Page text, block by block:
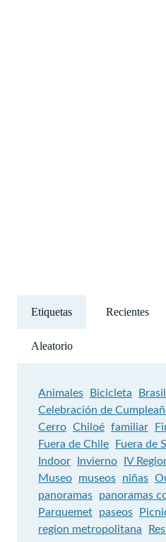
Etiquetas Recientes
Aleatorio
Animales Bicicleta Brasil
Celebración de
Cerro Chiloé familiar
Fuera de Chile
Fuera de
Indoor
Invierno IV
Museo
museos niñas
panoramas
panoramas
Parquemet
paseos
region metropolitana